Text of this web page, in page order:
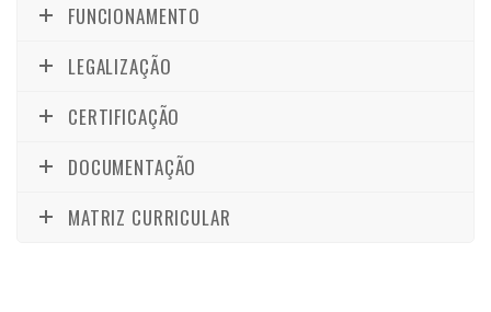
FUNCIONAMENTO
LEGALIZAÇÃO
CERTIFICAÇÃO
DOCUMENTAÇÃO
MATRIZ CURRICULAR